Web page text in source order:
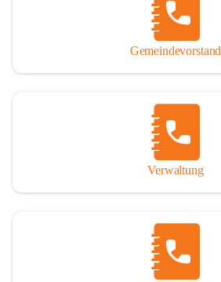
Gemeindevorstand
Verwaltung